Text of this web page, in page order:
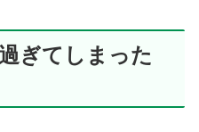
ぎてしまった